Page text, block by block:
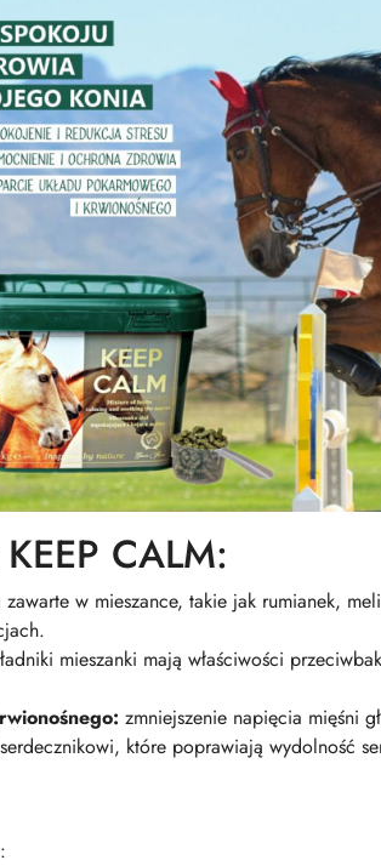
CALM:
zawarte w mieszance, takie jak rumianek,
mieszanki mają właściwości
zmniejszenie napięcia mięśni
które poprawiają wydolność